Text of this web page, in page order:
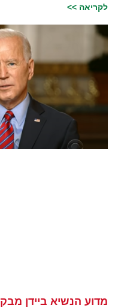
לקריאה >>
מדוע הנשיא ביידן